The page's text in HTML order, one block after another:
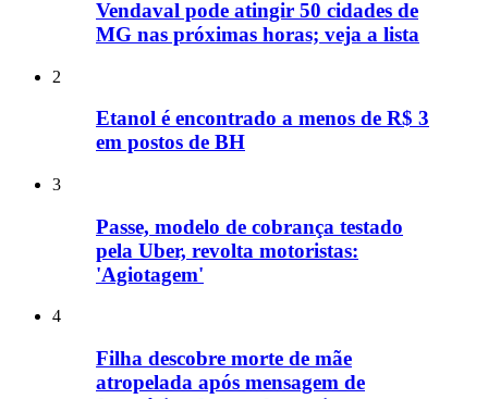
Vendaval pode atingir 50 cidades de
MG nas próximas horas; veja a lista
2
Etanol é encontrado a menos de R$ 3
em postos de BH
3
Passe, modelo de cobrança testado
pela Uber, revolta motoristas:
'Agiotagem'
4
Filha descobre morte de mãe
atropelada após mensagem de